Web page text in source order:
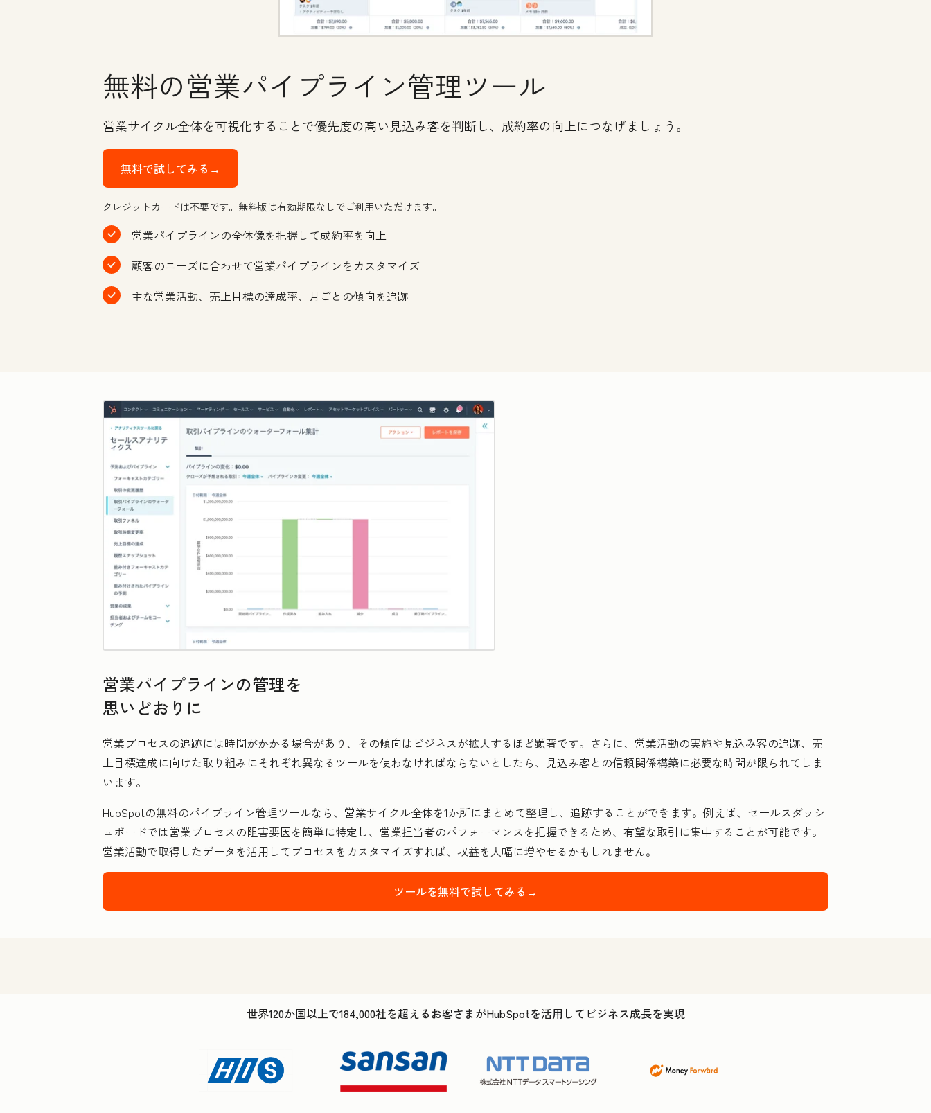
無料の営業パイプライン管理ツール
営業サイクル全体を可視化することで優先度の高い見込み客を判断し、成約率の向上につなげましょう。
無料で試してみる→
クレジットカードは不要です。無料版は有効期限なしでご利用いただけます。
営業パイプラインの全体像を把握して成約率を向上
顧客のニーズに合わせて営業パイプラインをカスタマイズ
主な営業活動、売上目標の達成率、月ごとの傾向を追跡
営業パイプラインの管理を
思いどおりに
営業プロセスの追跡には時間がかかる場合があり、その傾向はビジネスが拡大するほど顕著です。さらに、営業活動の実施や見込み客の追跡、売
上目標達成に向けた取り組みにそれぞれ異なるツールを使わなければならないとしたら、見込み客との信頼関係構築に必要な時間が限られてしま
います。
HubSpotの無料のパイプライン管理ツールなら、営業サイクル全体を1か所にまとめて整理し、追跡することができます。例えば、セールスダッシ
ュボードでは営業プロセスの阻害要因を簡単に特定し、営業担当者のパフォーマンスを把握できるため、有望な取引に集中することが可能です。
営業活動で取得したデータを活用してプロセスをカスタマイズすれば、収益を大幅に増やせるかもしれません。
ツールを無料で試してみる→
世界120か国以上で184,000社を超えるお客さまがHubSpotを活用してビジネス成長を実現